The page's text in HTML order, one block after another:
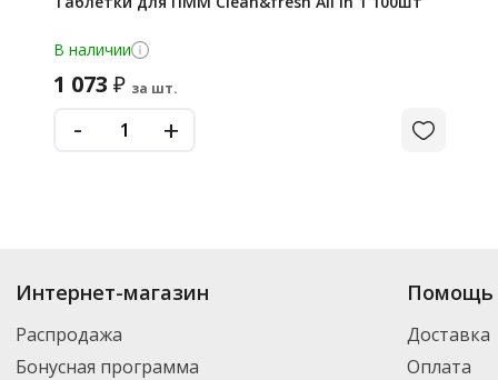
В наличии
1 073 ₽ за шт.
- +
Интернет-магазин
Распродажа
Бонусная программа
Помощь
Доставка
Оплата